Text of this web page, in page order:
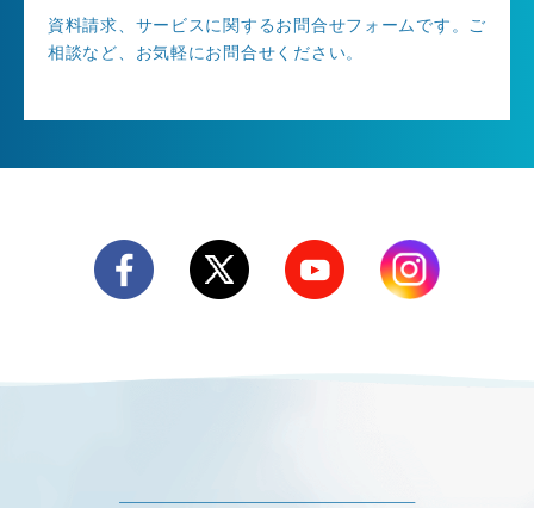
資料請求、サービスに関するお問合せフォームです。ご
相談など、お気軽にお問合せください。